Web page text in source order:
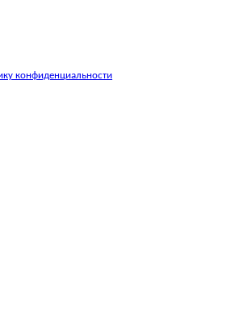
конфиденциальности